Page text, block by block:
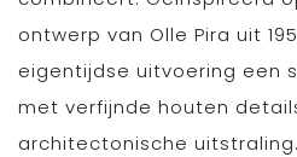
ontwerp van Olle Pira uit
eigentijdse uitvoering een
met verfijnde houten
architectonische uitstraling.